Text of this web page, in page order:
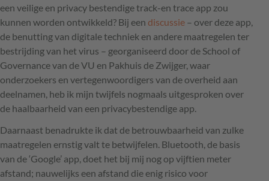
een veilige en privacy bestendige track-en trace app zou
kunnen worden ontwikkeld? Bij een discussie – over deze app,
de benutting van digitale techniek en andere maatregelen ter
bestrijding van het virus – georganiseerd door de School of
Governance van de VU en Pakhuis de Zwijger, waar
onderzoekers en vertegenwoordigers van de overheid aan
deelnamen, heb ik mijn twijfels nogmaals uitgesproken over
de haalbaarheid van een privacybestendige app.
Daarnaast benadrukte ik dat de betrouwbaarheid van zulke
maatregelen ernstig valt te betwijfelen. Bluetooth, de basis
van de ‘Google’ app, doet het bij mij nog op vijftien meter
afstand; nauwelijks een afstand die enig risico voor